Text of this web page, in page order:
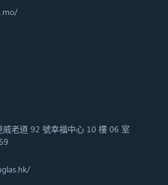
老道 92 號幸福中心 10 樓 06 室